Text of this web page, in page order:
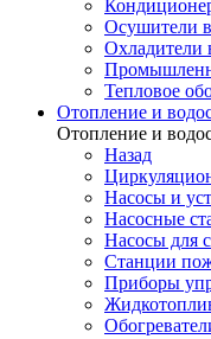
Осушители
Охладители
Тепловое
Отопление и
Отопление и
Назад
Насосы и
Насосные
Насосы для
Станции
Приборы